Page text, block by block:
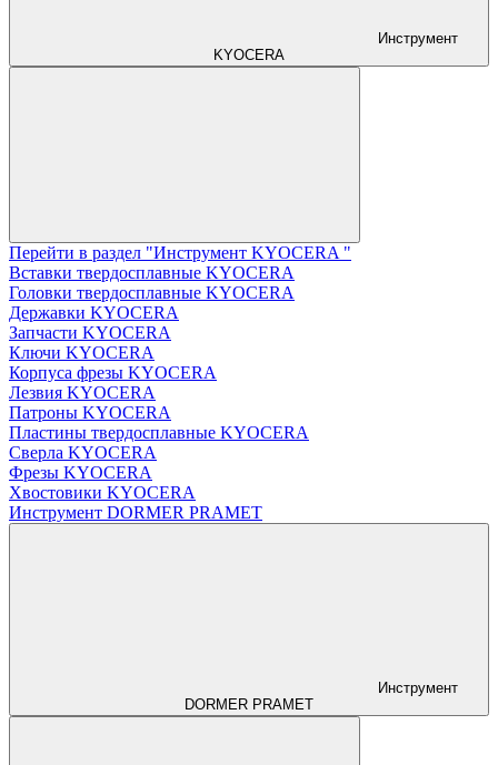
Инструмент
KYOCERA
Перейти в раздел "Инструмент KYOCERA "
Вставки твердосплавные KYOCERA
Головки твердосплавные KYOCERA
Державки KYOCERA
Запчасти KYOCERA
Ключи KYOCERA
Корпуса фрезы KYOCERA
Лезвия KYOCERA
Патроны KYOCERA
Пластины твердосплавные KYOCERA
Сверла KYOCERA
Фрезы KYOCERA
Хвостовики KYOCERA
Инструмент DORMER PRAMET
Инструмент
DORMER PRAMET